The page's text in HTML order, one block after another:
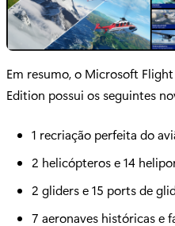
Em resumo, o Microsoft
Edition possui os seguintes
1 recriação perfeita do
2 helicópteros e 14
2 gliders e 15 ports de
7 aeronaves históricas e